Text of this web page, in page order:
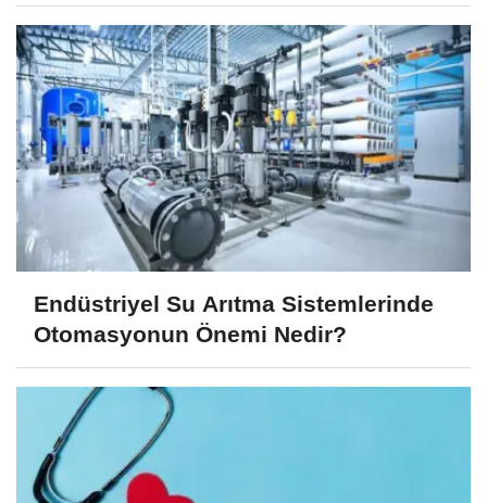
Endüstriyel Su Arıtma Sistemlerinde
Otomasyonun Önemi Nedir?